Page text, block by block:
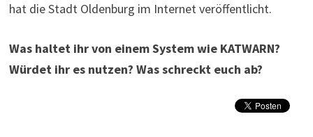
hat die Stadt Oldenburg im Internet veröffentlicht.
Was haltet ihr von einem System wie KATWARN?
Würdet ihr es nutzen? Was schreckt euch ab?